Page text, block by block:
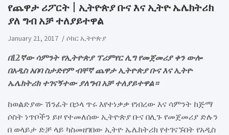
የጨዋታ ሪፖርት | ኢትዮጵያ ቡና እና ኢትዮ ኤሌክትሪክ
ያለ ግብ አቻ ተለያይተዋል
January 21, 2017 ሶከር ኢትዮጵያ
በ12ኛው ሳምንት የኢትዮጵያ ፕሪምየር ሊግ የመጀመሪያ ቀን ውሎ
በአዲስ አበባ ስታድየም ብቸኛ ጨዋታ ኢትዮጵያ ቡና እና ኢትዮ
ኤሌክትሪክ ተገናኝተው ያለግብ አቻ ተለያይተዋል።
ከወልድያው ሽንፈት በኃላ ጥሩ እየተነቃቃ የነበረው እና ሳምንት ከጅማ
ሶስት ነጥቦችን ይዞ የተመለሰው ኢትዮጵያ ቡና በሊጉ የመጀመሪያ ድሉን
በ ወላይታ ድቻ ላይ ካስመዘገበው ኢትዮ ኤሌክትሪክ የተገናኙበት የአዲስ